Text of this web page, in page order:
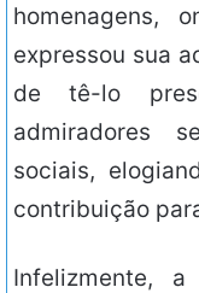
homenagens,
expressou sua
de tê-lo
admiradores
sociais,
contribuição
Infelizmente,